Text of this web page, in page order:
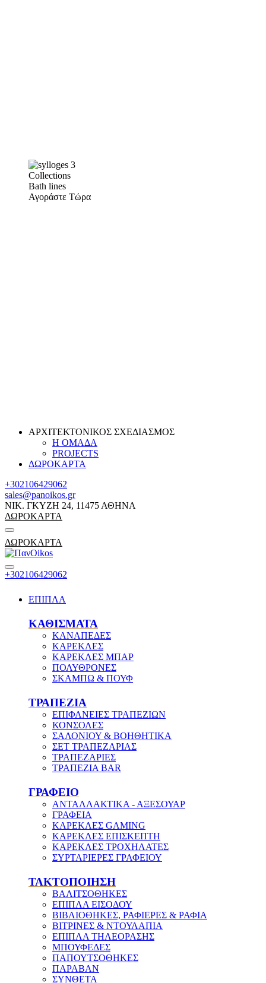
Collections
Bath lines
Αγοράστε Τώρα
ΑΡΧΙΤΕΚΤΟΝΙΚΟΣ ΣΧΕΔΙΑΣΜΟΣ
Η ΟΜΑΔΑ
PROJECTS
ΔΩΡΟΚΑΡΤΑ
+302106429062
sales@panoikos.gr
ΝΙΚ. ΓΚΥΖΗ 24, 11475 ΑΘΗΝΑ
ΔΩΡΟΚΑΡΤΑ
ΔΩΡΟΚΑΡΤΑ
+302106429062
ΕΠΙΠΛΑ
ΚΑΘΙΣΜΑΤΑ
ΚΑΝΑΠΕΔΕΣ
ΚΑΡΕΚΛΕΣ
ΚΑΡΕΚΛΕΣ ΜΠΑΡ
ΠΟΛΥΘΡΟΝΕΣ
ΣΚΑΜΠΩ & ΠΟΥΦ
ΤΡΑΠΕΖΙΑ
ΕΠΙΦΑΝΕΙΕΣ ΤΡΑΠΕΖΙΩΝ
ΚΟΝΣΟΛΕΣ
ΣΑΛΟΝΙΟΥ & ΒΟΗΘΗΤΙΚΑ
ΣΕΤ ΤΡΑΠΕΖΑΡΙΑΣ
ΤΡΑΠΕΖΑΡΙΕΣ
ΤΡΑΠΕΖΙΑ BAR
ΓΡΑΦΕΙΟ
ΑΝΤΑΛΛΑΚΤΙΚΑ - ΑΞΕΣΟΥΑΡ
ΓΡΑΦΕΙΑ
ΚΑΡΕΚΛΕΣ GAMING
ΚΑΡΕΚΛΕΣ ΕΠΙΣΚΕΠΤΗ
ΚΑΡΕΚΛΕΣ ΤΡΟΧΗΛΑΤΕΣ
ΣΥΡΤΑΡΙΕΡΕΣ ΓΡΑΦΕΙΟΥ
ΤΑΚΤΟΠΟΙΗΣΗ
ΒΑΛΙΤΣΟΘΗΚΕΣ
ΕΠΙΠΛΑ ΕΙΣΟΔΟΥ
ΒΙΒΛΙΟΘΗΚΕΣ, ΡΑΦΙΕΡΕΣ & ΡΑΦΙΑ
ΒΙΤΡΙΝΕΣ & ΝΤΟΥΛΑΠΙΑ
ΕΠΙΠΛΑ ΤΗΛΕΟΡΑΣΗΣ
ΜΠΟΥΦΕΔΕΣ
ΠΑΠΟΥΤΣΟΘΗΚΕΣ
ΠΑΡΑΒΑΝ
ΣΥΝΘΕΤΑ